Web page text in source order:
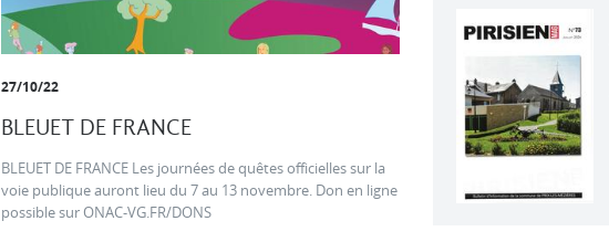
27/10/22
BLEUET DE FRANCE
BLEUET DE FRANCE Les journées de quêtes officielles sur la
voie publique auront lieu du 7 au 13 novembre. Don en ligne
possible sur ONAC-VG.FR/DONS